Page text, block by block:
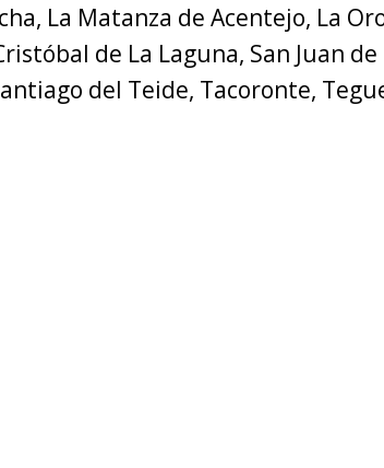
La Matanza de Acentejo, La
de La Laguna, San Juan de
del Teide, Tacoronte,